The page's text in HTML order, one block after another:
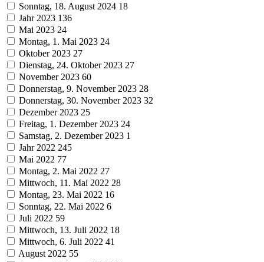
Sonntag, 18. August 2024 18
Jahr 2023 136
Mai 2023 24
Montag, 1. Mai 2023 24
Oktober 2023 27
Dienstag, 24. Oktober 2023 27
November 2023 60
Donnerstag, 9. November 2023 28
Donnerstag, 30. November 2023 32
Dezember 2023 25
Freitag, 1. Dezember 2023 24
Samstag, 2. Dezember 2023 1
Jahr 2022 245
Mai 2022 77
Montag, 2. Mai 2022 27
Mittwoch, 11. Mai 2022 28
Montag, 23. Mai 2022 16
Sonntag, 22. Mai 2022 6
Juli 2022 59
Mittwoch, 13. Juli 2022 18
Mittwoch, 6. Juli 2022 41
August 2022 55